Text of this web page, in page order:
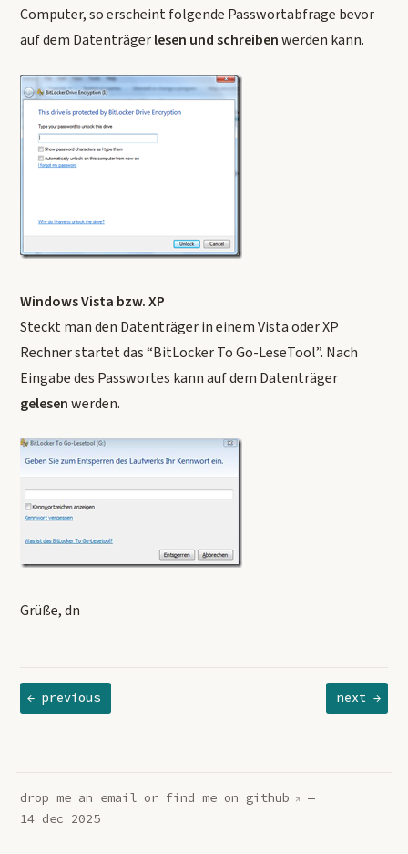
Computer, so erscheint folgende Passwortabfrage bevor
auf dem Datenträgerlesen und schreibenwerden kann.
Windows Vista bzw. XP
Steckt man den Datenträger in einem Vista oder XP
Rechner startet das “BitLocker To Go-LeseTool”. Nach
Eingabe des Passwortes kann auf dem Datenträger
gelesenwerden.
Grüße, dn
next →
← previous
drop me an emailor find me on github
—
14 dec 2025